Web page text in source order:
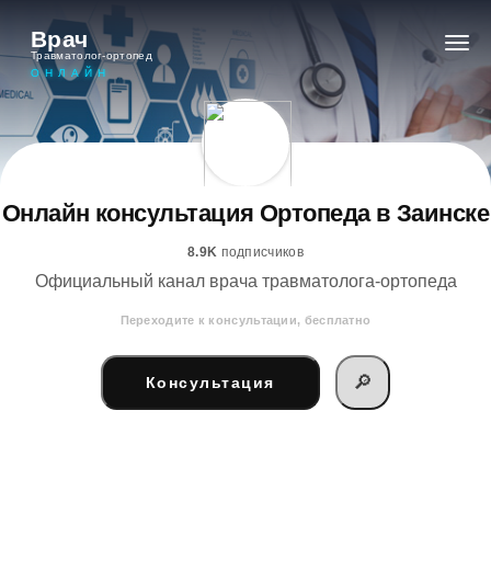
Врач
Травматолог-ортопед
ОНЛАЙН
Онлайн консультация Ортопеда в Заинске
8.9K подписчиков
Официальный канал врача травматолога-ортопеда
Переходите к консультации, бесплатно
Консультация 🔎